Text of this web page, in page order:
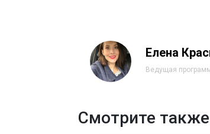
Елена
Ведущая
Смотрите также